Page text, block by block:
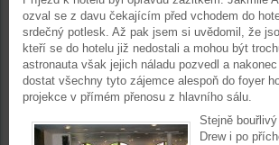
ozval se z davu čekajícím před vchodem do
srdečný potlesk. Až pak jsem si uvědomil, že
kteří se do hotelu již nedostali a mohou být
astronauta však jejich náladu pozvedl a
dostat všechny tyto zájemce alespoň do foyer
projekce v přímém přenosu z hlavního sálu.
Stejně
Drew i po